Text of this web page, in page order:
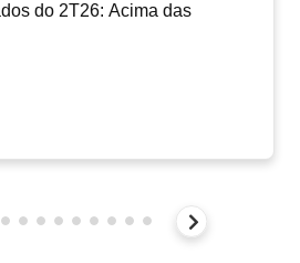
do 2T26: Acima das